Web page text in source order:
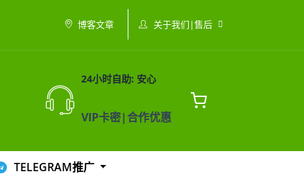
博客文章 关于我们|售后
24小时自助: 安心
VIP卡密|合作优惠
TELEGRAM推广